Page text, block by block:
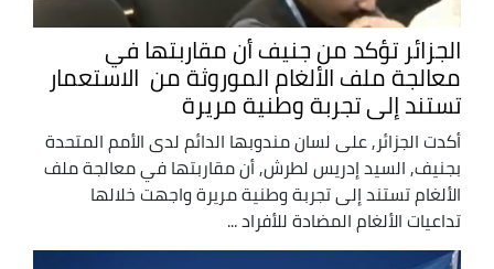
الجزائر تؤكد من جنيف أن مقاربتها في
معالجة ملف الألغام الموروثة من الاستعمار
تستند إلى تجربة وطنية مريرة
أكدت الجزائر, على لسان مندوبها الدائم لدى الأمم المتحدة
بجنيف, السيد إدريس لطرش, أن مقاربتها في معالجة ملف
الألغام تستند إلى تجربة وطنية مريرة واجهت خلالها
تداعيات الألغام المضادة للأفراد ...